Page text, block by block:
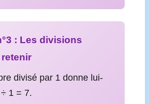
: Les divisions
divisé par 1 donne lui-
1 = 7.